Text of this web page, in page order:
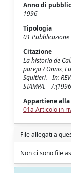
Anno di
1996
Tipologia
01
Citazione
La historia de
pareja / Onnis,
Squitieri. - In:
STAMPA. -
Appartiene
01a Articolo in
File allegati a
Non ci sono file